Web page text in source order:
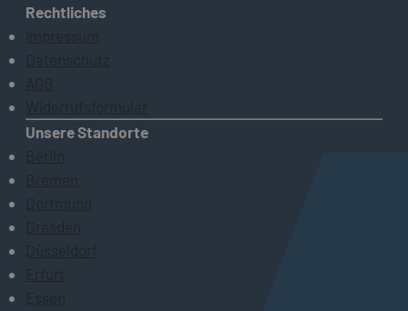
Rechtliches
Impressum
Datenschutz
AGB
Widerrufsformular
Unsere Standorte
Berlin
Bremen
Dortmund
Dresden
Düsseldorf
Erfurt
Essen